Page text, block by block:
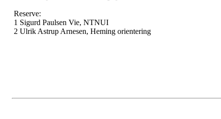
Reserve:
1 Sigurd Paulsen Vie, NTNUI
2 Ulrik Astrup Arnesen, Heming orientering